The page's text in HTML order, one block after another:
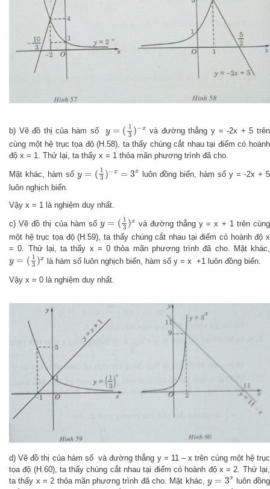
b) Vẽ đồ thị của hàm số y = ( 1
3 )−x
3 ) −
và đường thẳng y = -2x + 5 trên
cùng một hệ trục tọa độ (H.58), ta thấy chúng cắt nhau tại điểm có hoành
độ x = 1. Thử lại, ta thấy x = 1 thỏa mãn phương trình đã cho.
Mặt khác, hàm số y = ( 1
3 )−x = 3x
3 ) −
luôn đồng biến, hàm số y = -2x + 5
luôn nghịch biến.
Vậy x = 1 là nghiệm duy nhất.
c) Vẽ đồ thị của hàm số y = ( 1
3 )x
3 ) x
và đường thẳng y = x + 1 trên cùng
một hệ trục tọa độ (H.59), ta thấy chúng cắt nhau tại điểm có hoành độ x
= 0. Thử lại, ta thấy x = 0 thỏa mãn phương trình đã cho. Mặt khác,
y = ( 1
3 )x
=(1 3)x
là hàm số luôn nghịch biến, hàm số y = x +1 luôn đồng biến.
Vậy x = 0 là nghiệm duy nhất.
d) Vẽ đồ thị của hàm số và đường thẳng y = 11 – x trên cùng một hệ trục
tọa độ (H.60), ta thấy chúng cắt nhau tại điểm có hoành độ x = 2. Thử lại,
ta thấy x = 2 thỏa mãn phương trình đã cho. Mặt khác, y = 3x
= x
luôn đồng